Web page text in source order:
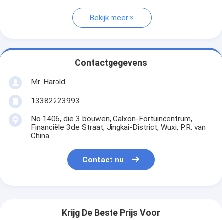
Bekijk meer
Contactgegevens
Mr. Harold
13382223993
No.1406, die 3 bouwen, Calxon-Fortuincentrum,
Financiële 3de Straat, Jingkai-District, Wuxi, P.R. van
China
Contact nu
Krijg De Beste Prijs Voor